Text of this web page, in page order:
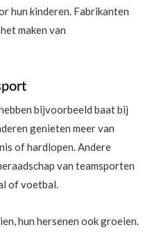
hun kinderen. Fabrikanten
maken van
bijvoorbeeld baat bij
genieten meer van
of hardlopen. Andere
van teamsporten
of voetbal.
hun hersenen ook groeien.